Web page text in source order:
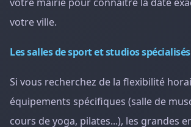
votre ville.
Les salles de sport et studios spécialisés
Si vous recherchez de la flexibilité
équipements spécifiques (salle de
cours de yoga, pilates...), les grandes